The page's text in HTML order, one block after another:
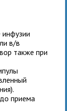
в/в
также при
приема